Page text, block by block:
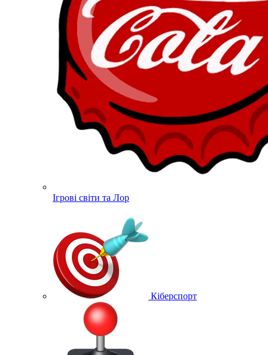
Ігрові світи та Лор
Кіберспорт